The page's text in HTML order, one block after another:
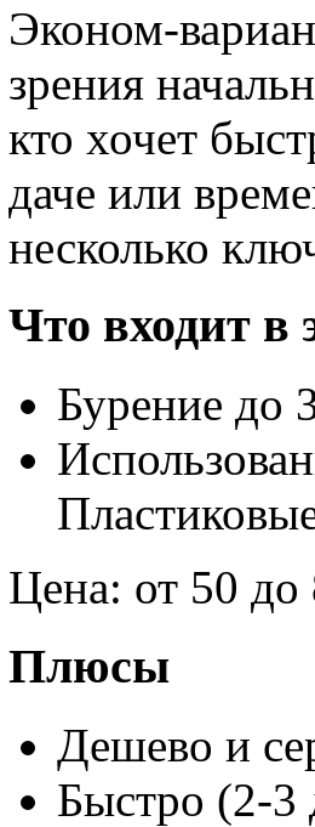
Эконом-
зрения
кто хочет
даче или
несколько
Что входит в
Бурение до
Цена: от 50 до
Плюсы
Дешево и
Быстро (2-3